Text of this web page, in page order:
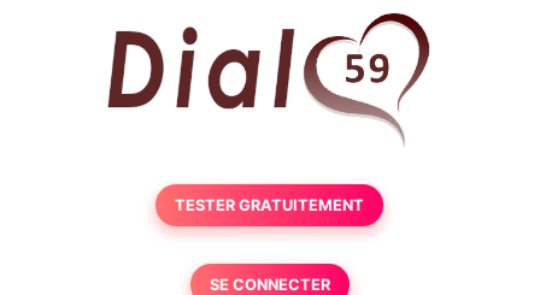
TESTER GRATUITEMENT
SE CONNECTER